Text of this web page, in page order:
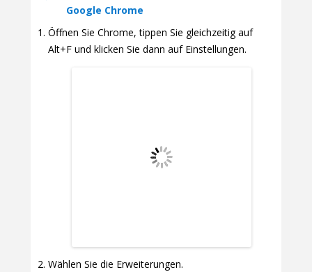
Google Chrome
Öffnen Sie Chrome, tippen Sie gleichzeitig auf
Alt+F und klicken Sie dann auf Einstellungen.
Wählen Sie die Erweiterungen.